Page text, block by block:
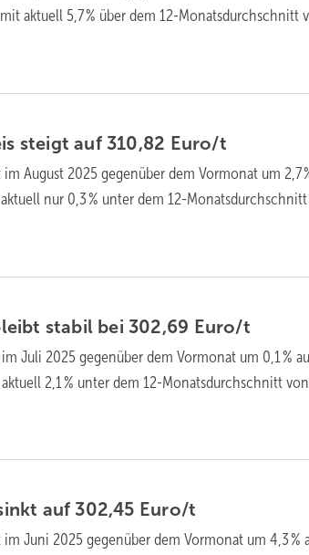
ak­tu­ell 5,7 % über dem 12-Monats­durch­schnitt
steigt auf 310,82 Euro/t
August 2025 gegen­über dem Vor­mo­nat um 2,7
nur 0,3 % unter dem 12-
stabil bei 302,69 Euro/t
Juli 2025 gegen­über dem Vor­mo­nat um 0,1 %
2,1 % unter dem 12-Monats­durch­schnitt von
auf 302,45 Euro/t
Juni 2025 gegen­über dem Vor­monat um 4,3 %